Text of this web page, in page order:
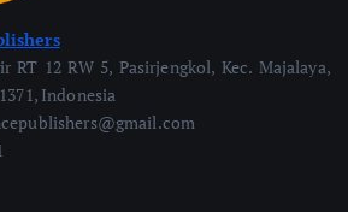
RT 12 RW 5, Pasirjengkol, Kec. Majalaya,
Indonesia